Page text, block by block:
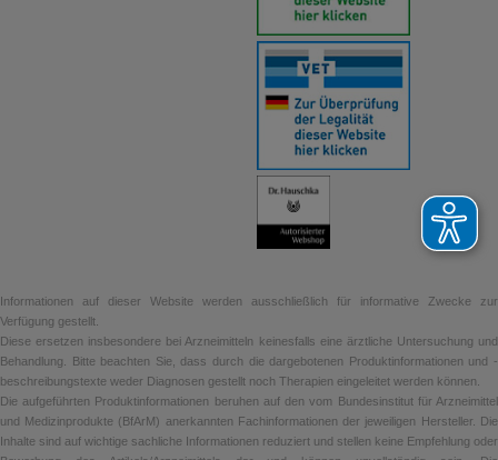
Informationen auf dieser Website werden ausschließlich für informative Zwecke zur
Verfügung gestellt.
Diese ersetzen insbesondere bei Arzneimitteln keinesfalls eine ärztliche Untersuchung und
Behandlung. Bitte beachten Sie, dass durch die dargebotenen Produktinformationen und -
beschreibungstexte weder Diagnosen gestellt noch Therapien eingeleitet werden können.
Die aufgeführten Produktinformationen beruhen auf den vom Bundesinstitut für Arzneimittel
und Medizinprodukte (BfArM) anerkannten Fachinformationen der jeweiligen Hersteller. Die
Inhalte sind auf wichtige sachliche Informationen reduziert und stellen keine Empfehlung oder